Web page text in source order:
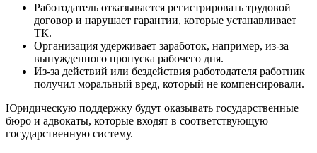
Работодатель отказывается регистрировать трудовой
договор и нарушает гарантии, которые устанавливает
ТК.
Организация удерживает заработок, например, из-за
вынужденного пропуска рабочего дня.
Из-за действий или бездействия работодателя работник
получил моральный вред, который не компенсировали.
Юридическую поддержку будут оказывать государственные
бюро и адвокаты, которые входят в соответствующую
государственную систему.